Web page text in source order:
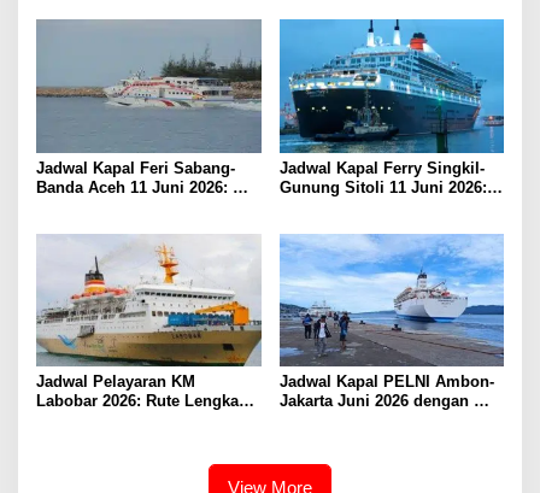
Jadwal Kapal Feri Sabang-
Banda Aceh 11 Juni 2026:
Jadwal Kapal Ferry Singkil-
Gunung Sitoli 11 Juni 2026:
Jadwal Pelayaran KM
Labobar 2026: Rute Lengkap
Jadwal Kapal PELNI Ambon-
Jakarta Juni 2026 dengan
View More